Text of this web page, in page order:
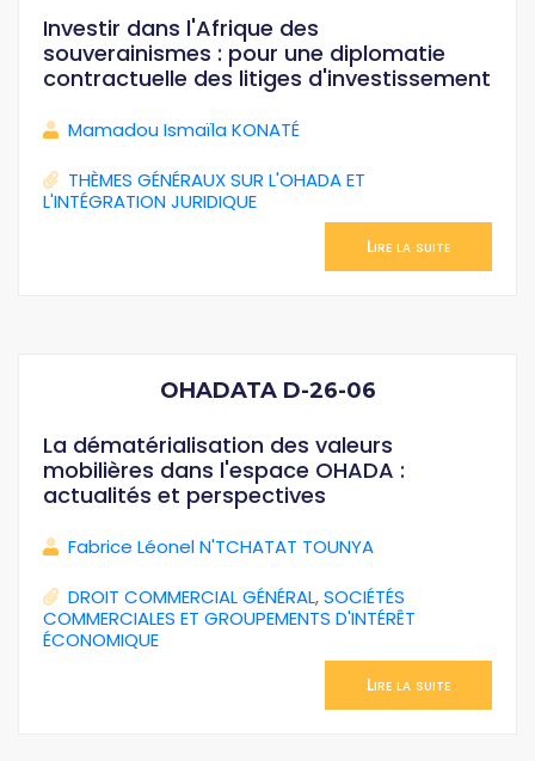
Investir dans l'Afrique des
souverainismes : pour une diplomatie
contractuelle des litiges d'investissement
Mamadou Ismaïla KONATÉ
THÈMES GÉNÉRAUX SUR L'OHADA ET
L'INTÉGRATION JURIDIQUE
Lire la suite
OHADATA D-26-06
La dématérialisation des valeurs
mobilières dans l'espace OHADA :
actualités et perspectives
Fabrice Léonel N'TCHATAT TOUNYA
DROIT COMMERCIAL GÉNÉRAL,SOCIÉTÉS
COMMERCIALES ET GROUPEMENTS D'INTÉRÊT
ÉCONOMIQUE
Lire la suite